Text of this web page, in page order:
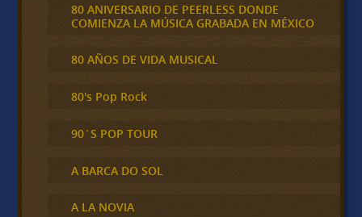
80 ANIVERSARIO DE PEERLESS DONDE
COMIENZA LA MÚSICA GRABADA EN MÉXICO
80 AÑOS DE VIDA MUSICAL
80's Pop Rock
90´S POP TOUR
A BARCA DO SOL
A LA NOVIA